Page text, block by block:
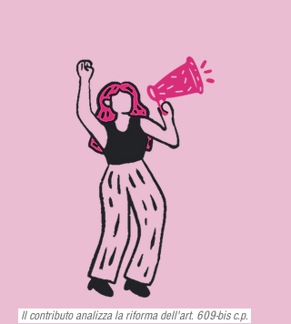
Il contributo analizza la riforma dell'art. 609-bis c.p.